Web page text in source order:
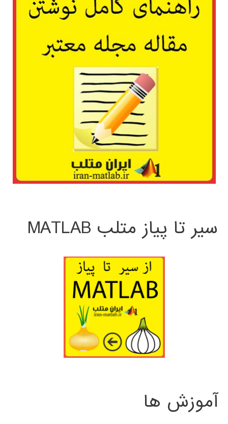
سیر تا پیاز متلب MATLAB
آموزش ها